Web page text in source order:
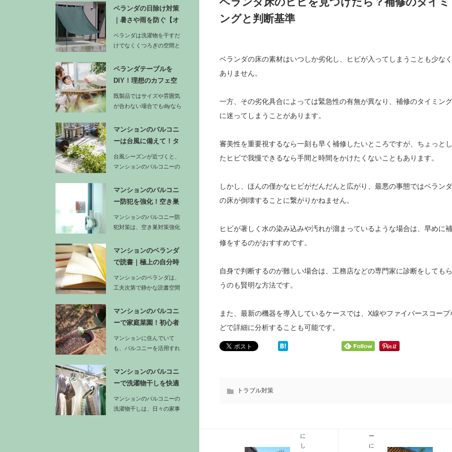
ングと判断基準
ベランダの床の素材はいつしか劣化し、ヒビが入ってしまうことも少なく
ありません。
一方、その劣化具合によっては緊急性の有無が異なり、補修のタイミング
に迷ってしまうことがあります。
審美性を重要視するなら一刻も早く補修したいところですが、ちょっとし
たヒビで我慢できるなら手間と時間をかけたくないこともあります。
しかし、ほんの僅かなヒビがだんだんと広がり、最悪の事態ではベランダ
の床が倒壊することに繋がりかねません。
ヒビが著しく水の染み込みや汚れが溜まっているような場合は、早めに補
修をするのがおすすめです。
自身で判断するのが難しい場合は、工務店などの専門家に診断をしてもら
うのも賢明な方法です。
また、最新の機器を導入しているケースでは、X線やファイバースコープ
どで詳細に分析することも可能です。
トラブル対策
に
し
マ
ン
ー
に
ス…
ベランダの日除け対策
｜暑さや雨を防ぐ【オ
ーニング】…
ベランダは洗濯物を干すだ
けでなくくつろぎの空間と
強い日差…
ベランダテーブルを
DIY！理想のカフェ空
間を作るア…
既製品ではサイズや雰囲気
が合わない場合でもdiyなら
わせ…
マンションのバルコニ
ーは台風に備えて！タ
イルや家具…
台風シーズンが近づくと、
マンションのバルコニーの
す。…
マンションのバルコニ
ー防犯を強化！空き巣
に狙われな…
マンションのバルコニー防
犯対策は、空き巣対策強化
ず…
マンションのベランダ
で読書｜極上の自分時
間にするア…
マンションのベランダは、
工夫次第で静かな読書空間
…
マンションのバルコニ
ーで家庭菜園！初心者
でも収穫で…
マンションに住んでいて
も、バルコニーを活用すれ
ことができ…
マンションのバルコニ
ーで洗濯物干しを快適
に！家事動…
マンションのバルコニーの
洗濯物干しは、日々の家事